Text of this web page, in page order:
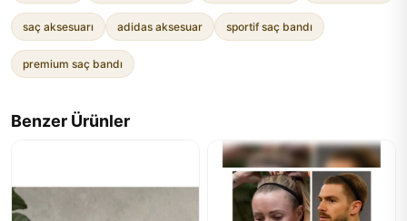
saç aksesuarı adidas aksesuar sportif saç bandı
premium saç bandı
Benzer Ürünler